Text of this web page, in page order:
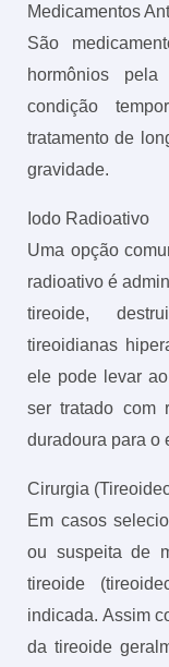
Medicamentos
São
hormônios
condição
tratamento de
gravidade.
Iodo Radioativo
Uma opção
radioativo é
tireoide,
tireoidianas
ele pode levar
ser tratado com
duradoura para o
Cirurgia
Em casos
ou suspeita de
tireoide
indicada. Assim
da tireoide